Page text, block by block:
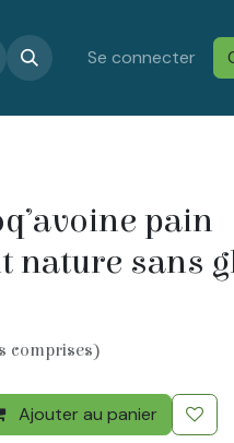
Confidentialité &
Se connecter
pain
nature sans
comprises)
Ajouter au panier